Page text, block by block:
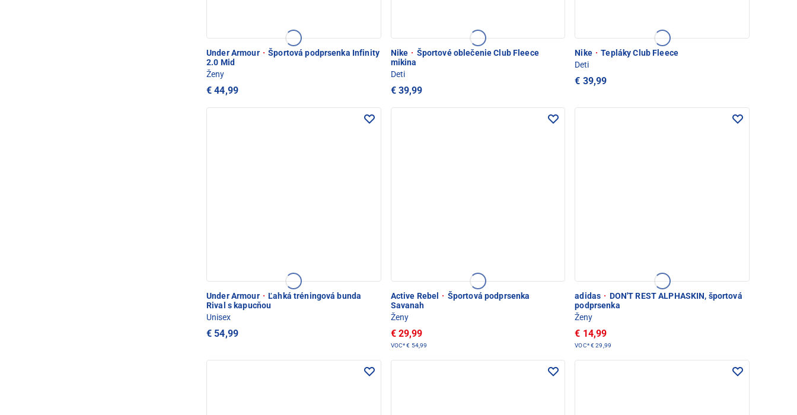
Under Armour · Športová podprsenka Infinity
2.0 Mid
Ženy
€ 44,99
Nike · Športové oblečenie Club Fleece
mikina
Deti
€ 39,99
Nike · Tepláky Club Fleece
Deti
€ 39,99
Under Armour · Ľahká tréningová bunda
Rival s kapucňou
Unisex
€ 54,99
Active Rebel · Športová podprsenka
Savanah
Ženy
€ 29,99
VOC*€ 54,99
adidas · DON'T REST ALPHASKIN, športová
podprsenka
Ženy
€ 14,99
VOC*€ 29,99